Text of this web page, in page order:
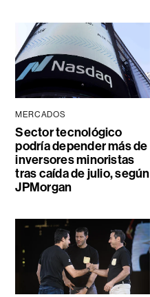
MERCADOS
Sector tecnológico
podría depender más de
inversores minoristas
tras caída de julio, según
JPMorgan